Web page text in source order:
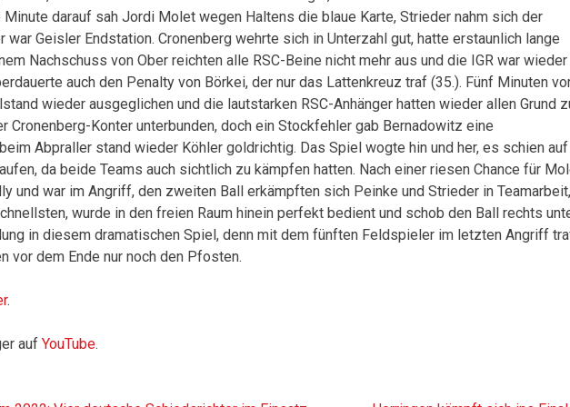
darauf sah Jordi Molet wegen Haltens die blaue Karte, Strieder nahm sich der
war Geisler Endstation. Cronenberg wehrte sich in Unterzahl gut, hatte erstaunlich lange
Nachschuss von Ober reichten alle RSC-Beine nicht mehr aus und die IGR war wieder
auch den Penalty von Börkei, der nur das Lattenkreuz traf (35.). Fünf Minuten
wieder ausgeglichen und die lautstarken RSC-Anhänger hatten wieder allen Grund
Cronenberg-Konter unterbunden, doch ein Stockfehler gab Bernadowitz eine
Abpraller stand wieder Köhler goldrichtig. Das Spiel wogte hin und her, es schien auf
da beide Teams auch sichtlich zu kämpfen hatten. Nach einer riesen Chance für
und war im Angriff, den zweiten Ball erkämpften sich Peinke und Strieder in Teamarbeit,
wurde in den freien Raum hinein perfekt bedient und schob den Ball rechts
in diesem dramatischen Spiel, denn mit dem fünften Feldspieler im letzten Angriff
vor dem Ende nur noch den Pfosten.
.
auf YouTube.